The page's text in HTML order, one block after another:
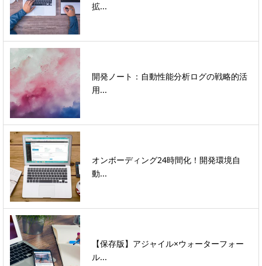
拡...
開発ノート：自動性能分析ログの戦略的活
用...
オンボーディング24時間化！開発環境自
動...
【保存版】アジャイル×ウォーターフォー
ル...